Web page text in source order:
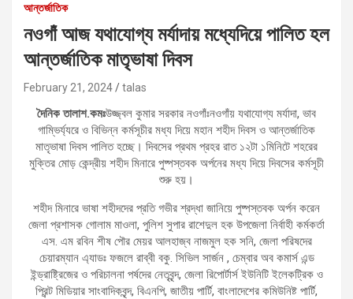
আন্তর্জাতিক
নওগাঁ আজ যথাযোগ্য মর্যাদায় মধ্যেদিয়ে পালিত হল
আন্তর্জাতিক মাতৃভাষা দিবস
February 21, 2024 talas
দৈনিক তালাশ.কমঃউজ্জ্বল কুমার সরকার নওগাঁঃনওগাঁয় যথাযোগ্য মর্যাদা, ভাব
গাম্ভির্য্যরে ও বিভিন্ন কর্মসূচীর মধ্য দিয়ে মহান শহীদ দিবস ও আন্তর্জাতিক
মাতৃভাষা দিবস পালিত হচ্ছে। দিবসের প্রথম প্রহর রাত ১২টা ১মিনিটে শহরের
মুক্তির মোড় কেন্দ্রীয় শহীদ মিনারে পুষ্পস্তবক অর্পনের মধ্য দিয়ে দিবসের কর্মসূচী
শুরু হয়।
শহীদ মিনারে ভাষা শহীদদের প্রতি গভীর শ্রদ্ধা জানিয়ে পুষ্পস্তবক অর্পন করেন
জেলা প্রশাসক গোলাম মাওলা, পুলিশ সুপার রাশেদুল হক উপজেলা নির্বাহী কর্মকর্তা
এস. এম রবিন শীষ পৌর মেয়র আলহাজ্ব নাজমুল হক সনি, জেলা পরিষদের
চেয়ারম্যান এ্যাডঃ ফজলে রাব্বী বকু. সিভিল সার্জন , চেম্বার অব কমার্স এন্ড
ইন্ড্রাষ্ট্রিজের ও পরিচালনা পর্ষদের নেতৃবৃন্দ, জেলা রিপোর্টার্স ইউনিটি ইলেকট্রিক ও
প্রিন্ট মিডিয়ার সাংবাদিকবৃন্দ, বিএনপি, জাতীয় পার্টি, বাংলাদেশের কমিউনিষ্ট পার্টি,